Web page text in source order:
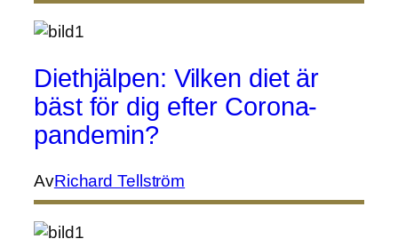
Diethjälpen: Vilken diet är
bäst för dig efter Corona-
pandemin?
AvRichard Tellström